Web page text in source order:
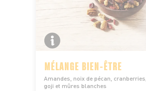
MÉLANGE BIEN-ÊTRE
Amandes, noix de pécan,
goji et mûres blanches